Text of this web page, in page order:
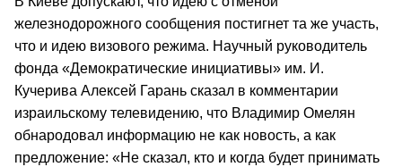
железнодорожного сообщения постигнет та же участь,
что и идею визового режима. Научный руководитель
фонда «Демократические инициативы» им. И.
Кучерива Алексей Гарань сказал в комментарии
израильскому телевидению, что Владимир Омелян
обнародовал информацию не как новость, а как
предложение: «Не сказал, кто и когда будет принимать